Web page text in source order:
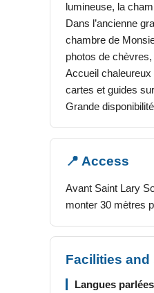
lumineuse, la
Dans l’ancienne
chambre de
photos de
Accueil
cartes et guides
Grande
📍 Access
Avant Saint Lary
monter 30 mètres
Facilities and
Langues parlées